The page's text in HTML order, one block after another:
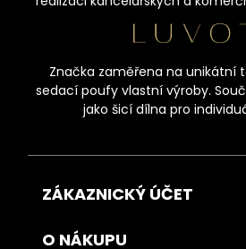
Značka zaměřena na unikátní
sedací poufy vlastní výroby.
jako šicí dílna pro
ZÁKAZNICKÝ ÚČET
O NÁKUPU